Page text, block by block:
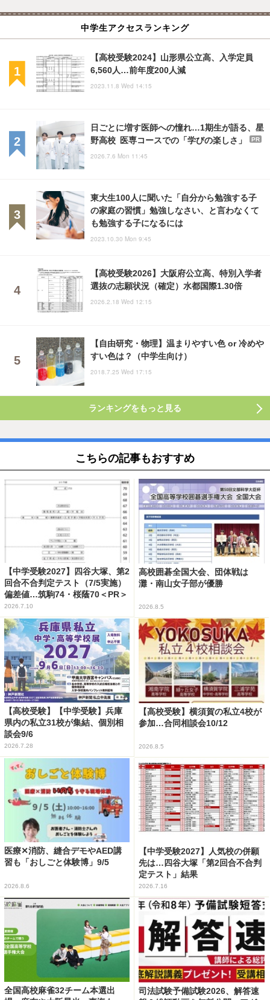
中学生アクセスランキング
【高校受験2024】山形県公立高、入学定員
6,560人…前年度200人減
2023.11.8 Wed 14:15
日ごとに増す医師への憧れ…1期生が語る、星
野高校 医専コースでの「学びの楽しさ」
PR
2026.7.6 Mon 11:45
東大生100人に聞いた「自分から勉強する子
の家庭の習慣」勉強しなさい、と言わなくて
も勉強する子になるには
2023.10.30 Mon 9:45
【高校受験2026】大阪府公立高、特別入学者
選抜の志願状況（確定）水都国際1.30倍
2026.2.18 Wed 12:15
【自由研究・物理】温まりやすい色 or 冷めや
すい色は？（中学生向け）
2018.7.25 Wed 17:15
ランキングをもっと見る
こちらの記事もおすすめ
【中学受験2027】四谷大塚、第2
回合不合判定テスト（7/5実施）
偏差値…筑駒74・桜蔭70＜PR＞
2026.7.10
高校囲碁全国大会、団体戦は
灘・南山女子部が優勝
2026.8.5
【高校受験】【中学受験】兵庫
県内の私立31校が集結、個別相
談会9/6
2026.7.28
【高校受験】横須賀の私立4校が
参加…合同相談会10/12
2026.8.5
医療✕消防、縫合デモやAED講
習も「おしごと体験博」9/5
2026.8.6
【中学受験2027】人気校の併願
先は…四谷大塚「第2回合不合判
定テスト」結果
2026.7.16
全国高校麻雀32チーム本選出
司法試験予備試験2026、解答速